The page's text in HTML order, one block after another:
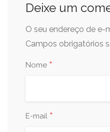
Deixe um
O seu endereço de e-
Campos obrigatórios
Nome *
E-mail *